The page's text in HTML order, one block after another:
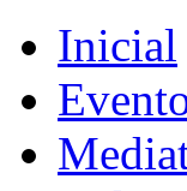
Inicial